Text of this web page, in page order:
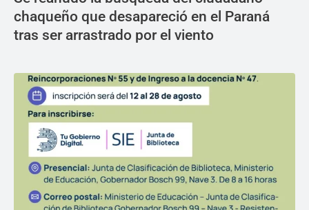
chaqueño que desapareció en el Paraná
tras ser arrastrado por el viento